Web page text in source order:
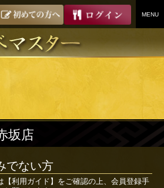
MENU
坂店
でない方
【利用ガイド】 をご確認の上、会員登録手